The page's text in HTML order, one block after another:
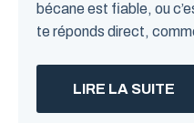
bécane est fiable, ou
te réponds direct,
LIRE LA SUITE